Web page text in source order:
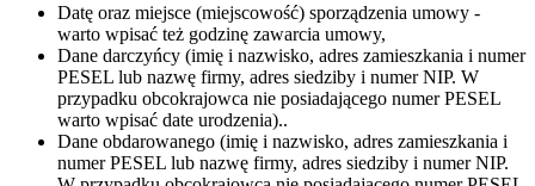
Datę oraz miejsce (miejscowość) sporządzenia umowy -
warto wpisać też godzinę zawarcia umowy,
Dane darczyńcy (imię i nazwisko, adres zamieszkania i numer
PESEL lub nazwę firmy, adres siedziby i numer NIP. W
przypadku obcokrajowca nie posiadającego numer PESEL
warto wpisać date urodzenia)..
Dane obdarowanego (imię i nazwisko, adres zamieszkania i
numer PESEL lub nazwę firmy, adres siedziby i numer NIP.